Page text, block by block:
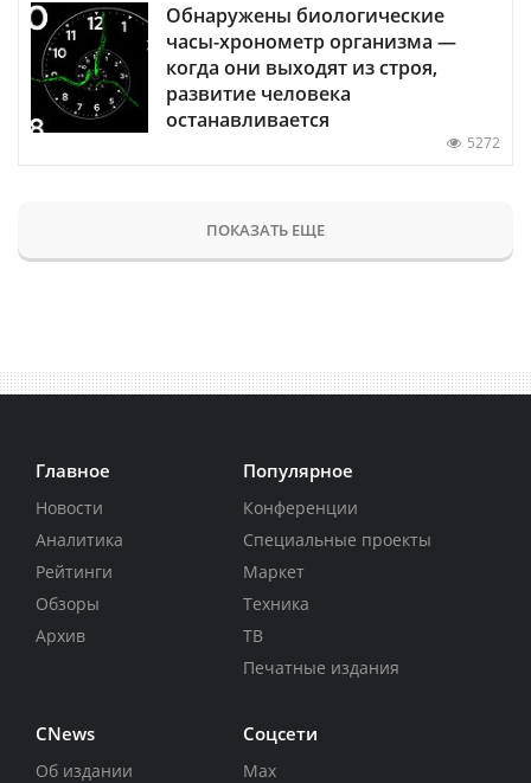
Обнаружены биологические
часы-хронометр организма —
когда они выходят из строя,
развитие человека
останавливается
5272
ПОКАЗАТЬ ЕЩЕ
Главное
Новости
Аналитика
Рейтинги
Обзоры
Архив
Популярное
Конференции
Специальные проекты
Маркет
Техника
ТВ
Печатные издания
CNews
Об издании
Соцсети
Max